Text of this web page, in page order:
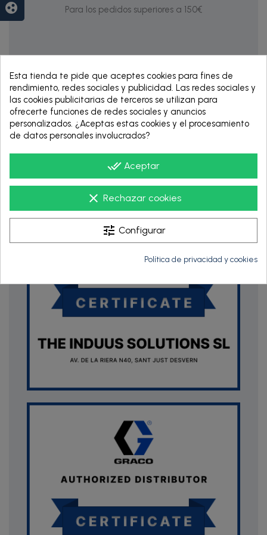
Para los pedidos superiores a 150€
HASTA 60 MESES
Esta tienda te pide que aceptes cookies para fines de
rendimiento, redes sociales y publicidad. Las redes sociales y
las cookies publicitarias de terceros se utilizan para
ofrecerte funciones de redes sociales y anuncios
personalizados. ¿Aceptas estas cookies y el procesamiento
de datos personales involucrados?
done_all Aceptar
clear Rechazar cookies
tune Configurar
Política de privacidad y cookies
group_work